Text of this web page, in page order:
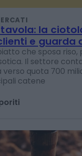
la
e guarda
che sposa riso,
Il settore
quota 700
catene